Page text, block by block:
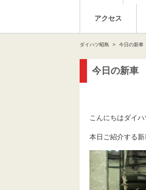
アクセス
ダイハツ昭島 今日の新車
今日の新車
こんにちはダイハ
本日ご紹介する